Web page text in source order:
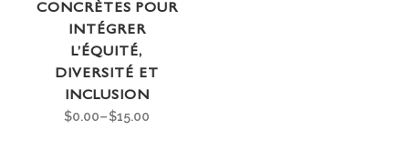
CONCRÈTES POUR
INTÉGRER
L’ÉQUITÉ,
DIVERSITÉ ET
INCLUSION
$0.00–$15.00